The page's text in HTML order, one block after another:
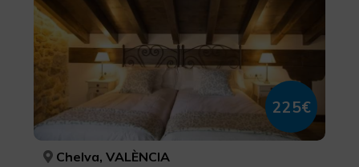
225€
Chelva, VALÈNCIA